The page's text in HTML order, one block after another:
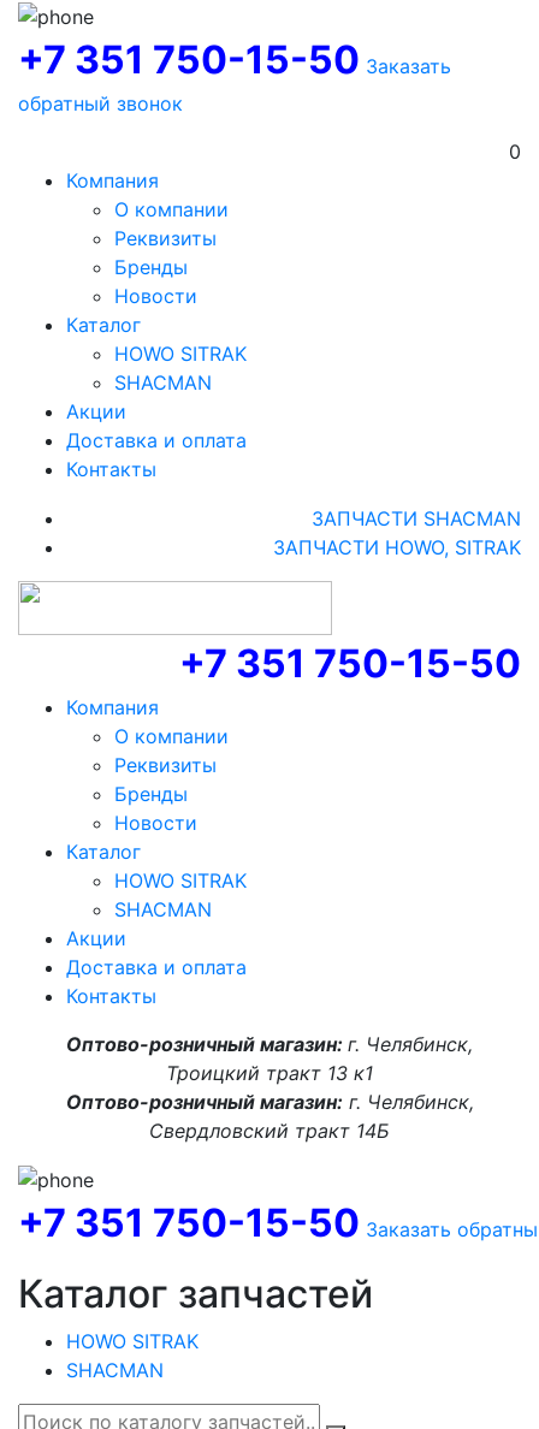
+7 351 750-15-50 Заказать
обратный звонок
0
Компания
О компании
Реквизиты
Бренды
Новости
Каталог
HOWO SITRAK
SHACMAN
Акции
Доставка и оплата
Контакты
ЗАПЧАСТИ SHACMAN
ЗАПЧАСТИ HOWO, SITRAK
+7 351 750-15-50
Компания
О компании
Реквизиты
Бренды
Новости
Каталог
HOWO SITRAK
SHACMAN
Акции
Доставка и оплата
Контакты
Оптово-розничный магазин: г. Челябинск,
Троицкий тракт 13 к1
Оптово-розничный магазин:г. Челябинск,
Свердловский тракт 14Б
+7 351 750-15-50 Заказать
Каталог запчастей
HOWO SITRAK
SHACMAN